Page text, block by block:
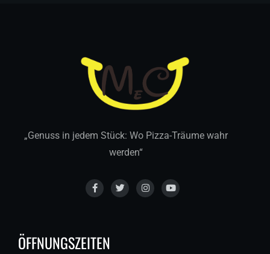
„Genuss in jedem Stück: Wo Pizza-Träume wahr
werden“
ÖFFNUNGSZEITEN